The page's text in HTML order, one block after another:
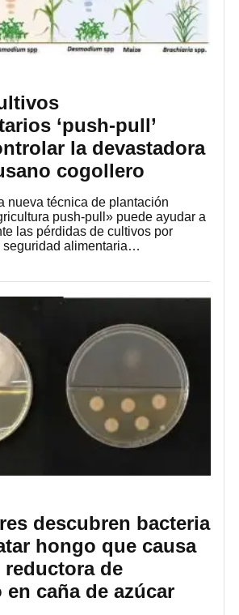
‘push-pull’
la devastadora
cogollero
nueva técnica de plantación
push-pull» puede ayudar a
las pérdidas de cultivos por
seguridad alimentaria…
descubren bacteria
hongo que causa
reductora de
caña de azúcar